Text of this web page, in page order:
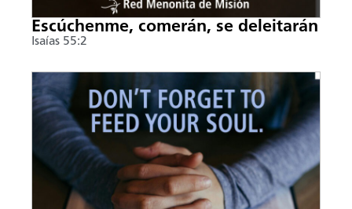
Escúchenme, comerán, se deleitarán
Isaías 55:2